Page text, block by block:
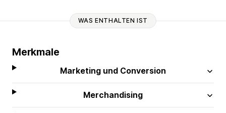
WAS ENTHALTEN IST
Merkmale
Marketing und Conversion
Merchandising